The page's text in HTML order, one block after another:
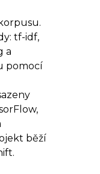
tf-idf,
a
pomocí
běží